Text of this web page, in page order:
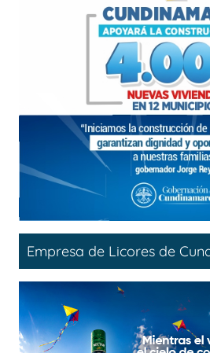
Empresa de Licores de